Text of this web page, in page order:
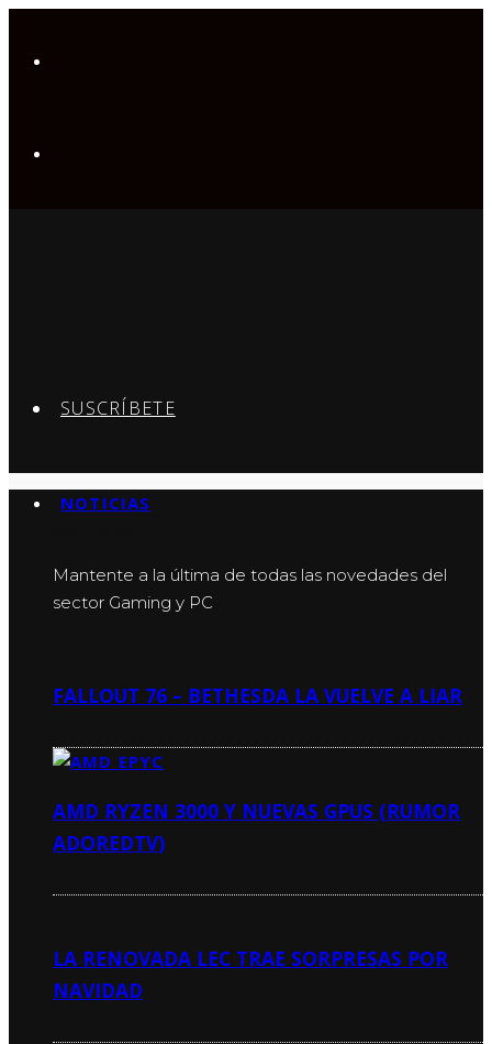
SUSCRÍBETE
NOTICIAS
Mantente a la última de todas las novedades del
sector Gaming y PC
FALLOUT 76 – BETHESDA LA VUELVE A LIAR
AMD RYZEN 3000 Y NUEVAS GPUS (RUMOR
ADOREDTV)
LA RENOVADA LEC TRAE SORPRESAS POR
NAVIDAD